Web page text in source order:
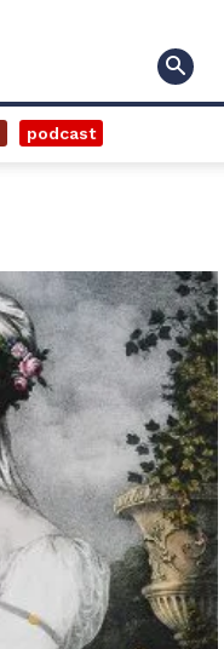
podcast